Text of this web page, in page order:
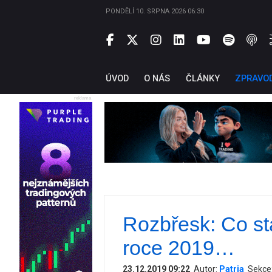
PONDĚLÍ 10. SRPNA 2026 06:30
ÚVOD O NÁS ČLÁNKY
reklama
Rozbřesk: Co
roce 2019…
23.12.2019 09:22 Autor: Patria Sekce: